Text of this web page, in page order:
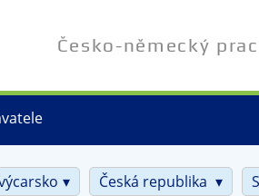
Česko-německý
Česká republika